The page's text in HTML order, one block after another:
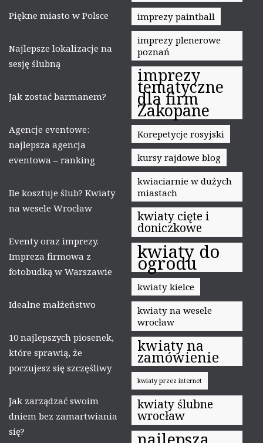
Piękne miasto w Polsce
Najlepsze lokalizacje na
sesję ślubną
Jak zostać barmanem?
Agencje eventowe:
najlepsza agencja
eventowa – ranking
Ile kosztuje ślub? Kwiaty
na wesele Wrocław
Eventy oraz imprezy.
Impreza firmowa z
fotobudką w Warszawie
Idealne małżeństwo
10 najlepszych piosenek,
które sprawią, że
poczujesz się szczęśliwy
Jak zarządzać swoim
dniem bez zamartwiania
się?
imprezy paintball
imprezy plenerowe
poznań
imprezy
tematyczne
dla firm
Zakopane
Korepetycje rosyjski
kursy rajdowe blog
kwiaciarnie w dużych
miastach
kwiaty cięte i
doniczkowe
kwiaty do
ogrodu
kwiaty kielce
kwiaty na wesele
wrocław
kwiaty na
zamówienie
kwiaty przez internet
kwiaty ślubne
wrocław